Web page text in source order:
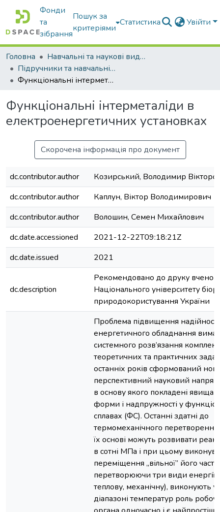
Фонди
та
зібрання
Пошук за
критеріями
Статистика Увійти
Головна
Навчальні та наукові видання
Підручники та навчальні посібники
Функціональні інтерметаліди в електроенергетичних установках
Функціональні інтерметаліди в
електроенергетичних установках
Скорочена інформація про документ
dc.contributor.author
Козирський, Володимир
dc.contributor.author
Каплун, Віктор Володимирович
dc.contributor.author
Волошин, Семен Михайлович
dc.date.accessioned
2021-12-22T09:18:21Z
dc.date.issued
2021
dc.description
Рекомендовано до друку
Національного університету
природокористування України
Проблема підвищення надійності
енергетичного обладнання
системного розв’язання
теоретичних та практичних
останніх років сформований
перспективний науковий напрям
в основу якого покладені явища
форми і надпружності у
сплавах (ФС). Останні здатні до
термомеханічного
їх основі можуть розвивати
в сотні МПа і при цьому
переміщення „вільної” його
перетворюючи три види енергії
теплову, механічну), виконують
діапазоні температур роль